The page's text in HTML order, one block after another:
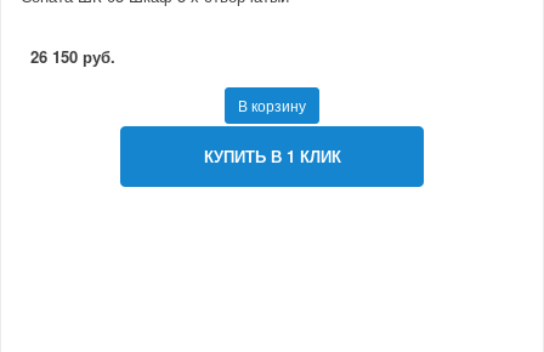
26 150 руб.
В корзину
КУПИТЬ В 1 КЛИК